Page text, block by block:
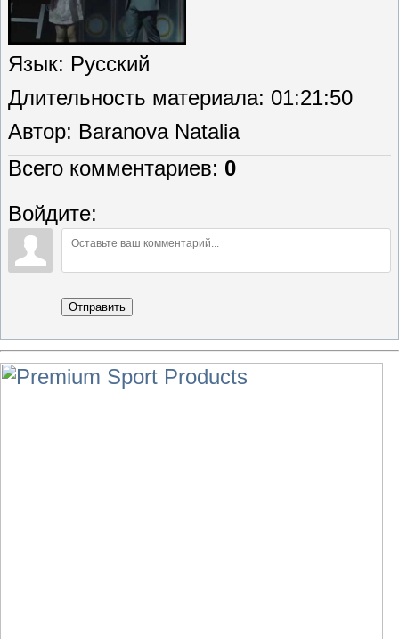
Язык: Русский
Длительность материала: 01:21:50
Автор: Baranova Natalia
Всего комментариев: 0
Войдите:
Отправить